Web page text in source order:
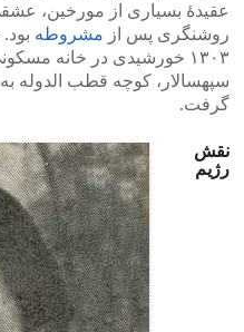
عقیدهٔ بسیاری از مورخین،
روشنگری پس از مشروطه
۱۳۰۳ خورشیدی در خانه مسکونی‌اش جنب
سپهسالار، کوچه قطب الدوله
گرفت.
نقش
رژیم